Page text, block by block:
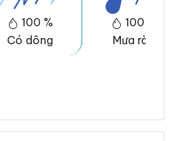
100 %
Có dông
100 %
Mưa rào